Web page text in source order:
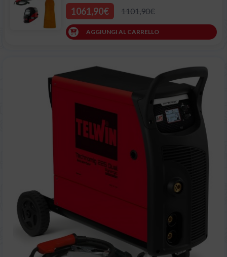
1101,90€
1061,90€
AGGIUNGI AL CARRELLO